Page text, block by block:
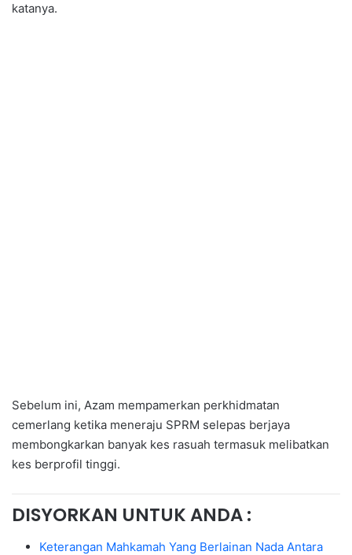
katanya.
Sebelum ini, Azam mempamerkan perkhidmatan
cemerlang ketika meneraju SPRM selepas berjaya
membongkarkan banyak kes rasuah termasuk melibatkan
kes berprofil tinggi.
DISYORKAN UNTUK ANDA :
Keterangan Mahkamah Yang Berlainan Nada Antara